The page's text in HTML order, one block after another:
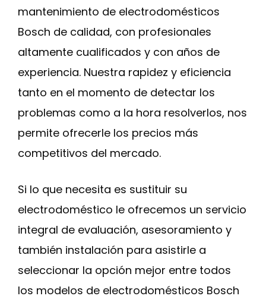
mantenimiento de electrodomésticos
Bosch de calidad, con profesionales
altamente cualificados y con años de
experiencia. Nuestra rapidez y eficiencia
tanto en el momento de detectar los
problemas como a la hora resolverlos, nos
permite ofrecerle los precios más
competitivos del mercado.
Si lo que necesita es sustituir su
electrodoméstico le ofrecemos un servicio
integral de evaluación, asesoramiento y
también instalación para asistirle a
seleccionar la opción mejor entre todos
los modelos de electrodomésticos Bosch